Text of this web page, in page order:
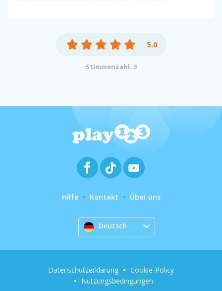
5.0
Stimmenzahl: 3
Hilfe Kontakt Über uns
Deutsch
Datenschutzerklärung
Cookie-Policy
Nutzungsbedingungen